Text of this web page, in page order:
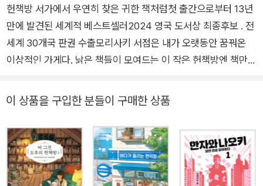
헌책방 서가에서 우연히 찾은 귀한 책처럼첫 출간으로부터 13년
만에 발견된 세계적 베스트셀러2024 영국 도서상 최종후보 ․ 전
세계 30개국 판권 수출모리사키 서점은 내가 오랫동안 꿈꿔온
이상적인 가게다. 낡은 책들이 모여드는 이 작은 헌책방엔 책만큼
때, 사람들과 부대끼며 마음에 상처가 생긴 날이면 나는 여전히
의 평범한 일상이 당신에게도 소소한 감동으로 다가오길._윤성근
(이상한 나라의 헌책방 대표, 『헌책방 기담 수집가』 저자)13년 전
의 일본소설이2024년 영국 도서상 최종후보에 오르다세계 최대
의 책방 거리로 꼽히는 도쿄 간다의 진보초 고서점 거리. 2024년
이 상품을 구입한 분들이 구매한 상품